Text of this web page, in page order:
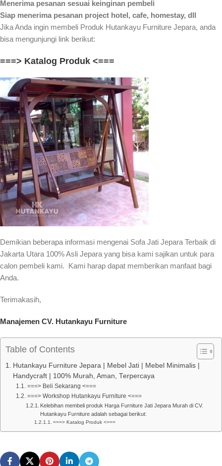
Menerima pesanan sesuai keinginan pembeli
Siap menerima pesanan project hotel, cafe, homestay, dll
Jika Anda ingin membeli Produk Hutankayu Furniture Jepara, anda
bisa mengunjungi link berikut:
===> Katalog Produk <===
Demikian beberapa informasi mengenai Sofa Jati Jepara Terbaik di
Jakarta Utara 100% Asli Jepara yang bisa kami sajikan untuk para
calon pembeli kami. Kami harap dapat memberikan manfaat bagi
Anda.
Terimakasih,
Manajemen CV. Hutankayu Furniture
Table of Contents
Hutankayu Furniture Jepara | Mebel Jati | Mebel Minimalis |
Handycraft | 100% Murah, Aman, Terpercaya
===> Beli Sekarang <===
===> Workshop Hutankayu Furniture <===
Kelebihan membeli produk Harga Furniture Jati Jepara Murah di CV.
Hutankayu Furniture adalah sebagai berikut:
===> Katalog Produk <===